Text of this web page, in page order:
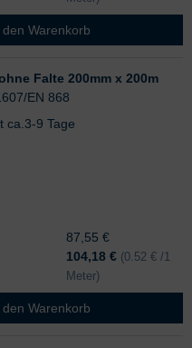
Rolle ohne Falte 150mm x
den Warenkorb
Falte 200mm x 200m
EN 868
ca.3-9 Tage
87,55 €
104,18 € (0.52 € /1
Meter)
Rolle ohne Falte 200mm x
den Warenkorb